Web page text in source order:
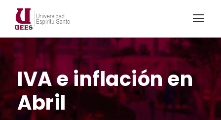
IVA e inflación en
Abril